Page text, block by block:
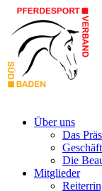
Über uns
Das
Die
Mitglieder